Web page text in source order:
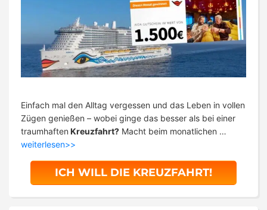
Einfach mal den Alltag vergessen und das Leben in vollen
Zügen genießen – wobei ginge das besser als bei einer
traumhaften Kreuzfahrt? Macht beim monatlichen …
weiterlesen>>
ICH WILL DIE KREUZFAHRT!